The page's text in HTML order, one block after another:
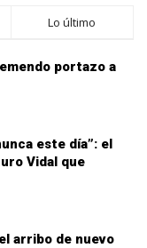
Lo último
portazo a
este día”: el
Vidal que
arribo de nuevo